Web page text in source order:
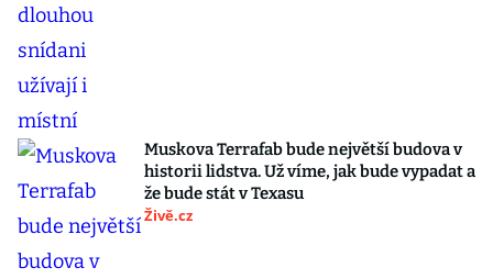
Muskova Terrafab bude největší budova v
historii lidstva. Už víme, jak bude vypadat a
že bude stát v Texasu
Živě.cz